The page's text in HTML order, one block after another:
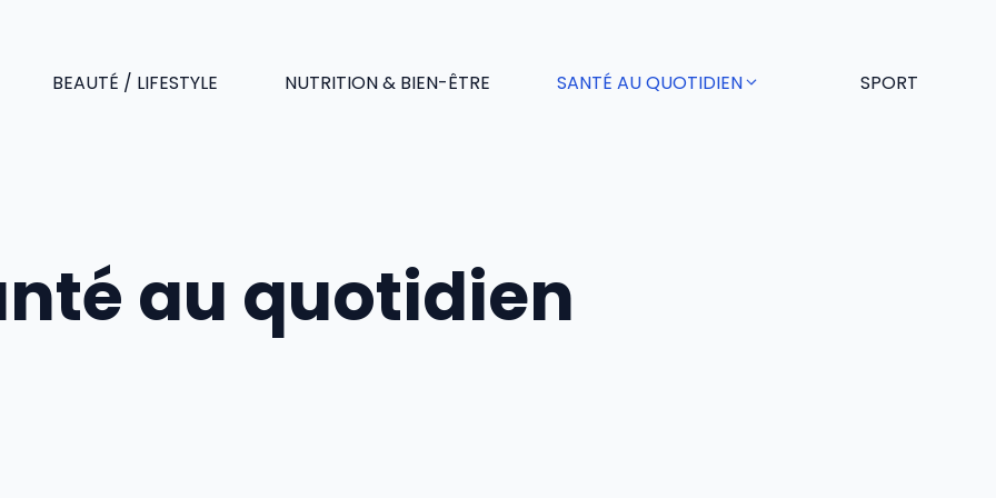
BEAUTÉ / LIFESTYLE NUTRITION & BIEN-ÊTRE SANTÉ AU QUOTIDIEN SPORT
au quotidien